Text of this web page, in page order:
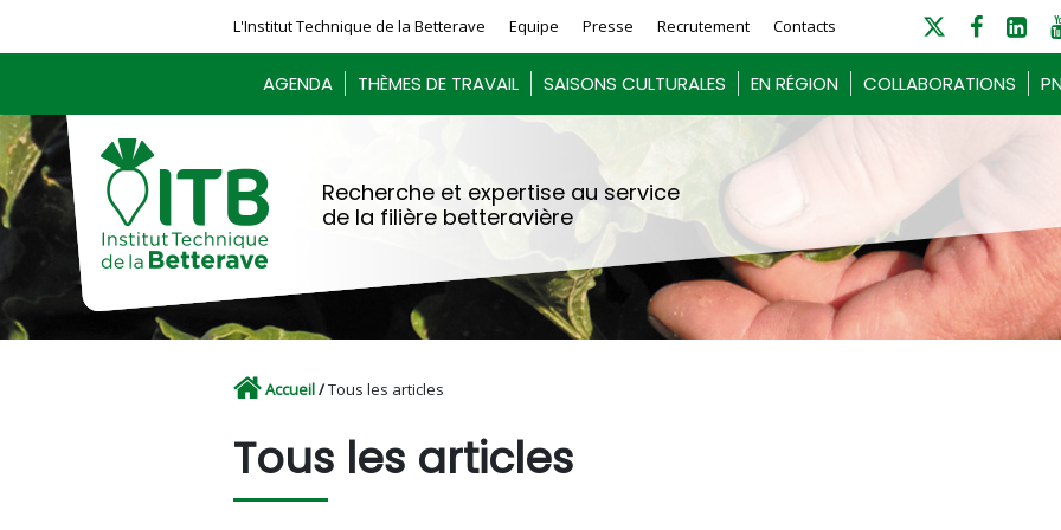
L'Institut Technique de la Betterave Equipe Presse Recrutement Contacts
AGENDA THÈMES DE TRAVAIL SAISONS CULTURALES EN RÉGION COLLABORATIONS
Recherche et expertise au service
de la filière betteravière
Accueil/Tous les articles
Tous les articles